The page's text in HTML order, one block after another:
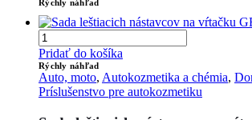
Rýchly náhľad
Pridať do košíka
Rýchly náhľad
Auto, moto, Autokozmetika a chémia,
Príslušenstvo pre autokozmetiku